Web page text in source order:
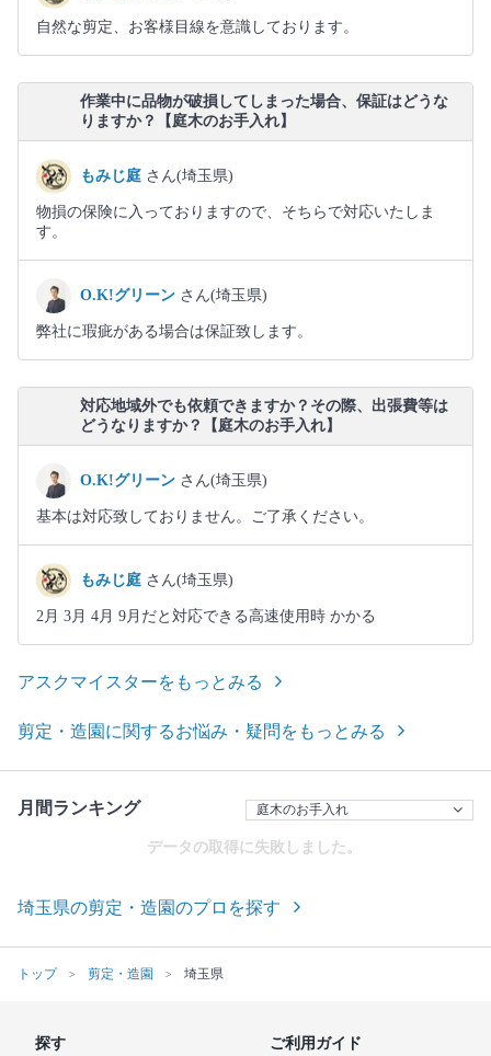
自然な剪定、お客様目線を意識しております。
作業中に品物が破損してしまった場合、保証はどうな
りますか？【庭木のお手入れ】
もみじ庭 さん(埼玉県)
物損の保険に入っておりますので、そちらで対応いたしま
す。
O.K!グリーン さん(埼玉県)
弊社に瑕疵がある場合は保証致します。
対応地域外でも依頼できますか？その際、出張費等は
どうなりますか？【庭木のお手入れ】
O.K!グリーン さん(埼玉県)
基本は対応致しておりません。ご了承ください。
もみじ庭 さん(埼玉県)
2月 3月 4月 9月だと対応できる高速使用時 かかる
アスクマイスターをもっとみる
剪定・造園に関するお悩み・疑問をもっとみる
月間ランキング
データの取得に失敗しました。
埼玉県の剪定・造園のプロを探す
トップ 剪定・造園 埼玉県
探す ご利用ガイド